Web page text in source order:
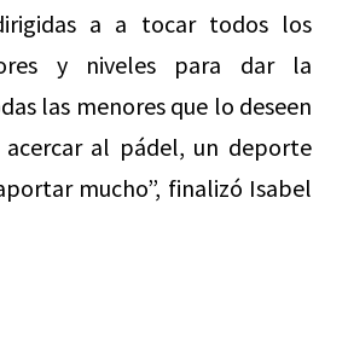
a a tocar todos los
y niveles para dar la
las menores que lo deseen
acercar al pádel, un deporte
mucho”, finalizó Isabel